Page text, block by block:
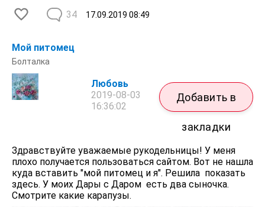
17.09.2019 08:49
34
Мой питомец
Болталка
Любовь
2019-08-03
16:36:02
Добавить в
закладки
Здравствуйте уважаемые рукодельницы! У меня
плохо получается пользоваться сайтом. Вот не нашла
куда вставить "мой питомец и я". Решила показать
здесь. У моих Дары с Даром есть два сыночка.
Смотрите какие карапузы.